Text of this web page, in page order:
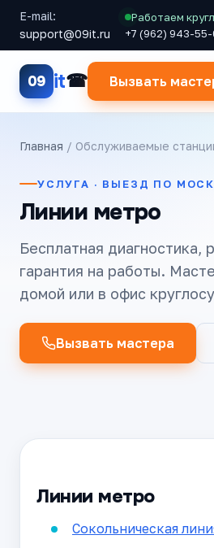
E-mail:
support@09it.ru
Работаем
+7 (962) 943-55-
09 it Вызвать
Главная / Обслуживаемые
УСЛУГА · ВЫЕЗД ПО
Линии метро
Бесплатная диагностика,
гарантия на работы.
домой или в офис
Вызвать мастера
Линии метро
Сокольническая